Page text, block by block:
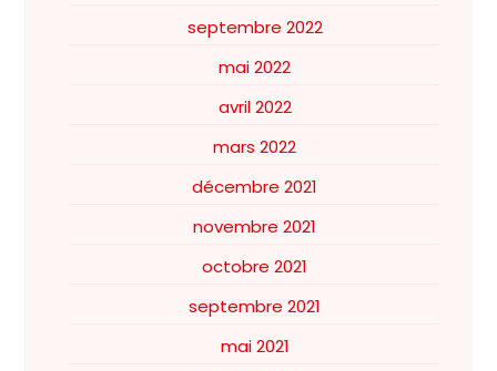
septembre 2022
mai 2022
avril 2022
mars 2022
décembre 2021
novembre 2021
octobre 2021
septembre 2021
mai 2021